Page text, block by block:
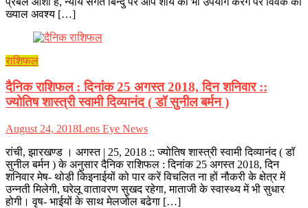
ख्याल अवश्य […]
राशिफल
दैनिक राशिफल : दिनांक 25 अगस्त 2018, दिन शनिवार ::
ज्योतिष शास्त्री स्वामी दिव्यानंद ( डॉ सुनील बर्मन )
August 24, 2018Lens Eye News
रांची, झारखण्ड । अगस्त | 25, 2018 :: ज्योतिष शास्त्री स्वामी दिव्यानंद ( डॉ
सुनील बर्मन ) के अनुसार दैनिक राशिफल : दिनांक 25 अगस्त 2018, दिन
शनिवार मेष- थोडी किइनाईयों को पार करें विचलित ना हों नौकरी के क्षेत्र में
उन्नती मिलेगी, घरेलू वातावरण सुखद रहेगा, माताजी के स्वास्थ्य में भी सुधार
होगी। वृष- भाईयों के साथ मेलजोल बढेगा […]